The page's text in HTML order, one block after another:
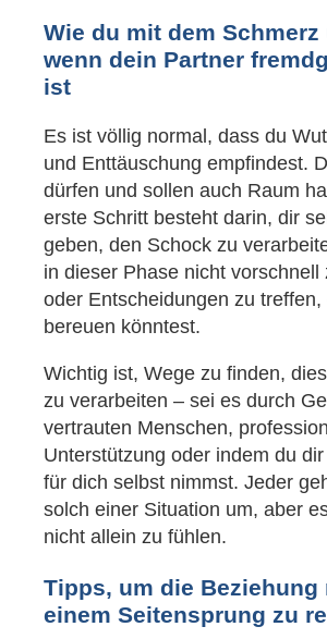
Wie du mit dem Schmerz
wenn dein Partner
ist
Es ist völlig normal, dass du
und Enttäuschung empfindest.
dürfen und sollen auch Raum
erste Schritt besteht darin, dir
geben, den Schock zu
in dieser Phase nicht vorschnell
oder Entscheidungen zu
bereuen könntest.
Wichtig ist, Wege zu finden,
zu verarbeiten – sei es durch
vertrauten Menschen,
Unterstützung oder indem du
für dich selbst nimmst. Jeder
solch einer Situation um, aber
nicht allein zu fühlen.
Tipps, um die Beziehung
einem Seitensprung zu